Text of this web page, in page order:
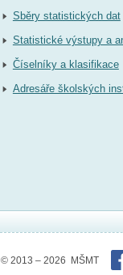
Sběry statistických dat
Statistické výstupy a
Číselníky a klasifikace
Adresáře školských
© 2013 – 2026 MŠMT